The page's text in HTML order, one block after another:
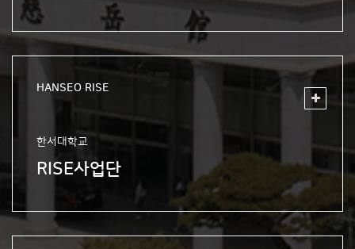
HANSEO RISE
한서대학교
RISE사업단